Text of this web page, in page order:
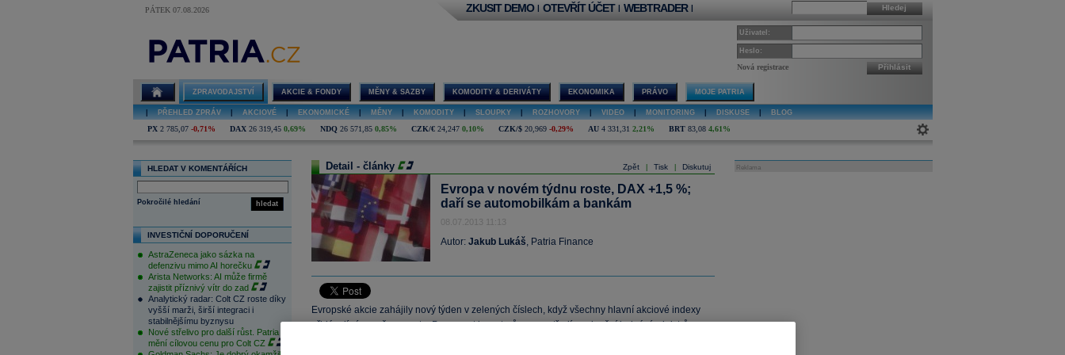
PÁTEK 07.08.2026 Hledej
ZKUSIT DEMO | OTEVŘÍT ÚČET | WEBTRADER |
Uživatel:
Heslo:
Nová registrace Přihlásit
ZPRAVODAJSTVÍ AKCIE & FONDY MĚNY & SAZBY KOMODITY & DERIVÁTY EKONOMIKA PRÁVO MOJE PATRIA
PŘEHLED ZPRÁV AKCIOVÉ EKONOMICKÉ MĚNY KOMODITY SLOUPKY ROZHOVORY VIDEO MONITORING DISKUSE BLOG
PX 2 785,07 -0,71% DAX 26 319,45 0,69% NDQ 26 571,85 0,85% CZK/€ 24,247 0,10% CZK/$ 20,969 -0,29% AU 4 331,31 2,21% BRT 83,08 4,61%
HLEDAT V KOMENTÁŘÍCH
hledat
Pokročilé hledání
INVESTIČNÍ DOPORUČENÍ
AstraZeneca jako sázka na
defenzivu mimo AI horečku
Arista Networks: AI může firmě
zajistit příznivý vítr do zad
Analytický radar: Colt CZ roste díky
vyšší marži, širší integraci i
stabilnějšímu byznysu
Nové střelivo pro další růst. Patria
mění cílovou cenu pro Colt CZ
Zpět Tisk Diskutuj
Detail - články
Evropa v novém týdnu roste, DAX +1,5 %;
daří se automobilkám a bankám
08.07.2013 11:13
Autor: Jakub Lukáš, Patria Finance
Evropské akcie zahájily nový týden v zelených číslech, když všechny hlavní akciové indexy
přidávají více než procento. Pozornost investorů se soustředí na dnešní jednání ministrů
Reklama